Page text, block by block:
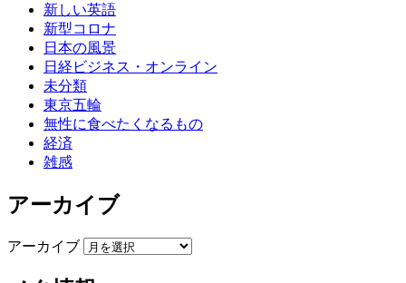
新しい英語
新型コロナ
日本の風景
日経ビジネス・オンライン
未分類
東京五輪
無性に食べたくなるもの
経済
雑感
アーカイブ
アーカイブ